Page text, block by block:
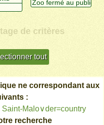
de critères
ne correspondant aux
:
Malo∨der=country
recherche